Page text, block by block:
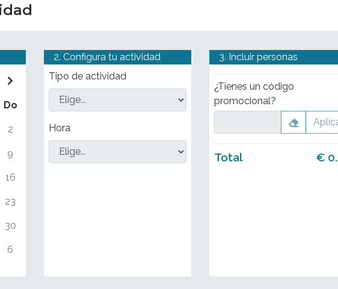
Do
2
9
16
23
30
6
2. Configura tu actividad
Tipo de actividad
Hora
3. Incluir personas
¿Tienes un código
promocional?
Total €